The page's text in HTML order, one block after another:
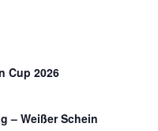
Cup 2026
– Weißer Schein